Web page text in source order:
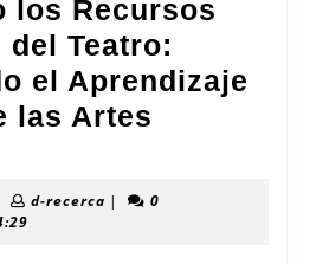
los Recursos
Teatro:
el Aprendizaje
las Artes
los d-recercad-|
0